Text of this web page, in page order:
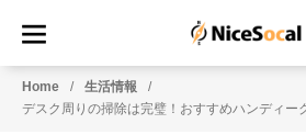
Home
生活情報
デスク周りの掃除は完璧！おすすめハンディー